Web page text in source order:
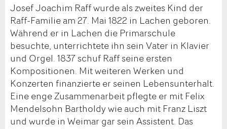
Josef Joachim Raff wurde als zweites Kind der
Raff-Familie am 27. Mai 1822 in Lachen geboren.
Während er in Lachen die Primarschule
besuchte, unterrichtete ihn sein Vater in Klavier
und Orgel. 1837 schuf Raff seine ersten
Kompositionen. Mit weiteren Werken und
Konzerten finanzierte er seinen Lebensunterhalt.
Eine enge Zusammenarbeit pflegte er mit Felix
Mendelsohn Bartholdy wie auch mit Franz Liszt
und wurde in Weimar gar sein Assistent. Das